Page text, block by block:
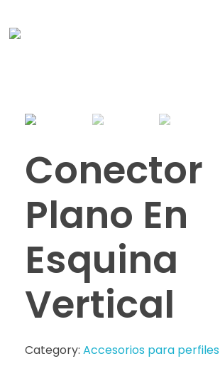
Conector
Plano En
Esquina
Vertical
Category: Accesorios para perfiles